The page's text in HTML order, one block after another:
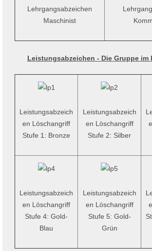
Lehrgangsabzeichen
Maschinist
Leistungsabzeichen - Die Gruppe
Leistungsabzeich
en Löschangriff
Stufe 1: Bronze
Leistungsabzeich
en Löschangriff
Stufe 2: Silber
Leistungsabzeich
en Löschangriff
Stufe 4: Gold-
Blau
Leistungsabzeich
en Löschangriff
Stufe 5: Gold-
Grün